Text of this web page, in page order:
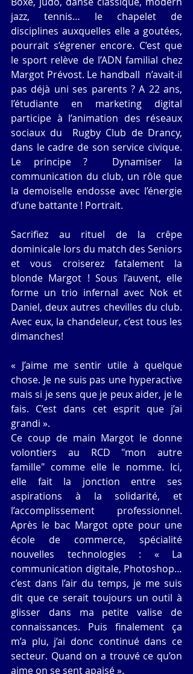
jazz, tennis… le chapelet de
disciplines auxquelles elle a goutées,
pourrait s’égrener encore. C’est que
le sport relève de l’ADN familial chez
Margot Prévost. Le handball  n’avait-il
pas déjà uni ses parents ? A 22 ans,
l’étudiante en marketing digital
participe à l’animation des réseaux
sociaux du  Rugby Club de Drancy,
dans le cadre de son service civique.
Le principe ?  Dynamiser la
communication du club, un rôle que
la demoiselle endosse avec l’énergie
d’une battante ! Portrait.
Sacrifiez au rituel de la crêpe
dominicale lors du match des Seniors
et vous croiserez fatalement la
blonde Margot ! Sous l’auvent, elle
forme un trio infernal avec Nok et
Daniel, deux autres chevilles du club.
Avec eux, la chandeleur, c’est tous les
dimanches!
« J’aime me sentir utile à quelque
chose. Je ne suis pas une hyperactive
mais si je sens que je peux aider, je le
fais. C’est dans cet esprit que j’ai
grandi ».
Ce coup de main Margot le donne
volontiers au RCD "mon autre
famille" comme elle le nomme. Ici,
elle fait la jonction entre ses
aspirations à la solidarité, et
l’accomplissement professionnel.
Après le bac Margot opte pour une
école de commerce, spécialité
nouvelles technologies : « La
communication digitale, Photoshop…
c’est dans l’air du temps, je me suis
dit que ce serait toujours un outil à
glisser dans ma petite valise de
connaissances. Puis finalement ça
m’a plu, j’ai donc continué dans ce
secteur. Quand on a trouvé ce qu’on
aime on se sent apaisé ».